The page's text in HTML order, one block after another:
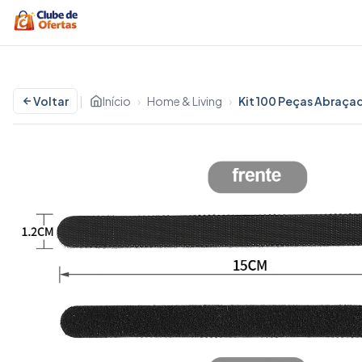
Voltar | Início › Home & Living ›